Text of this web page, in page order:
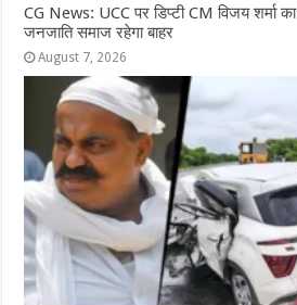
CG News: UCC पर डिप्टी CM विजय शर्मा
जनजाति समाज रहेगा बाहर
August 7, 2026